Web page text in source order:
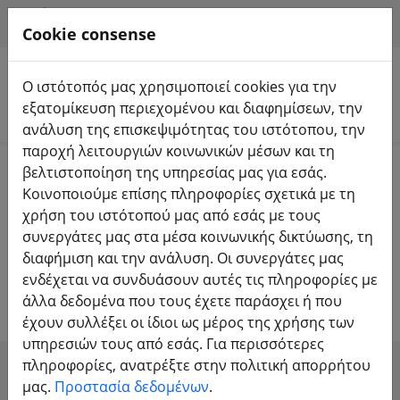
Αναζήτηση προϊόντων
Home Εξοπλισμός TBS Crossfire & TBS Tango
Ομάδα Blacksheep Πομπός &
δέκτης Crossfire -
Διαφορετικότητα - Micro - Nano
SHOW FILTERS
Cookie consense
Ο ιστότοπός μας χρησιμοποιεί cookies για την
εξατομίκευση περιεχομένου και διαφημίσεων, την
ανάλυση της επισκεψιμότητας του ιστότοπου, την
παροχή λειτουργιών κοινωνικών μέσων και τη
βελτιστοποίηση της υπηρεσίας μας για εσάς.
Κοινοποιούμε επίσης πληροφορίες σχετικά με τη
χρήση του ιστότοπού μας από εσάς με τους
συνεργάτες μας στα μέσα κοινωνικής δικτύωσης, τη
διαφήμιση και την ανάλυση. Οι συνεργάτες μας
ενδέχεται να συνδυάσουν αυτές τις πληροφορίες με
άλλα δεδομένα που τους έχετε παράσχει ή που
έχουν συλλέξει οι ίδιοι ως μέρος της χρήσης των
υπηρεσιών τους από εσάς. Για περισσότερες
πληροφορίες, ανατρέξτε στην πολιτική απορρήτου
μας. Προστασία δεδομένων.